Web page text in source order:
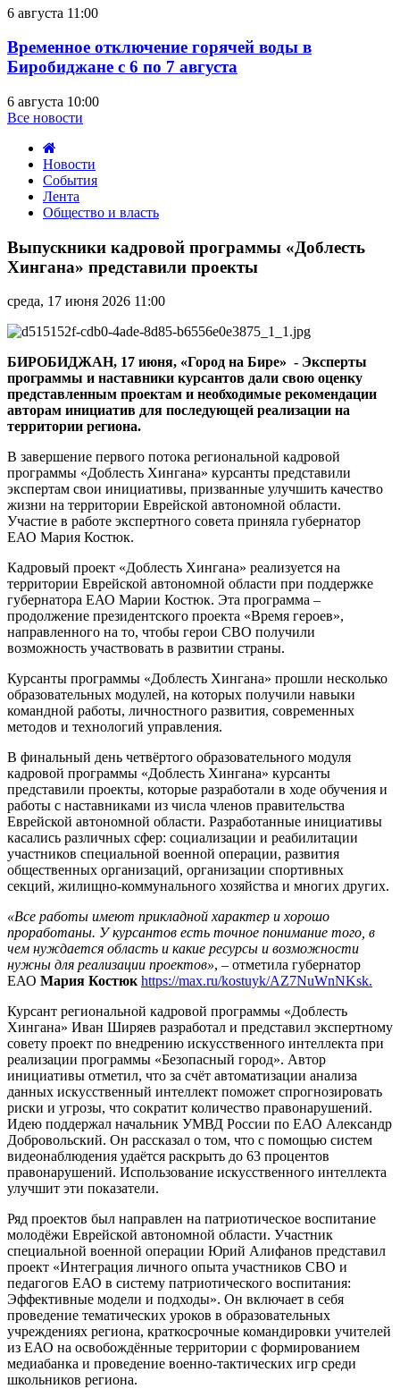
6 августа 11:00
Временное отключение горячей воды в
Биробиджане с 6 по 7 августа
6 августа 10:00
Все новости
Новости
События
Лента
Общество и власть
кадровой
программы
«Доблесть
представили
проекты
Выпускники кадровой программы «Доблесть
Хингана» представили проекты
среда, 17 июня 2026 11:00
БИРОБИДЖАН, 17 июня, «Город на Бире» - Эксперты
программы и наставники курсантов дали свою оценку
представленным проектам и необходимые рекомендации
авторам инициатив для последующей реализации на
территории региона.
В завершение первого потока региональной кадровой
программы «Доблесть Хингана» курсанты представили
экспертам свои инициативы, призванные улучшить качество
жизни на территории Еврейской автономной области.
Участие в работе экспертного совета приняла губернатор
ЕАО Мария Костюк.
Кадровый проект «Доблесть Хингана» реализуется на
территории Еврейской автономной области при поддержке
губернатора ЕАО Марии Костюк. Эта программа –
продолжение президентского проекта «Время героев»,
направленного на то, чтобы герои СВО получили
возможность участвовать в развитии страны.
Курсанты программы «Доблесть Хингана» прошли несколько
образовательных модулей, на которых получили навыки
командной работы, личностного развития, современных
методов и технологий управления.
В финальный день четвёртого образовательного модуля
кадровой программы «Доблесть Хингана» курсанты
представили проекты, которые разработали в ходе обучения и
работы с наставниками из числа членов правительства
Еврейской автономной области. Разработанные инициативы
касались различных сфер: социализации и реабилитации
участников специальной военной операции, развития
общественных организаций, организации спортивных
секций, жилищно-коммунального хозяйства и многих других.
«Все работы имеют прикладной характер и хорошо
проработаны. У курсантов есть точное понимание того, в
чем нуждается область и какие ресурсы и возможности
нужны для реализации проектов», – отметила губернатор
ЕАО Мария Костюк https://max.ru/kostuyk/AZ7NuWnNKsk.
Курсант региональной кадровой программы «Доблесть
Хингана» Иван Ширяев разработал и представил экспертному
совету проект по внедрению искусственного интеллекта при
реализации программы «Безопасный город». Автор
инициативы отметил, что за счёт автоматизации анализа
данных искусственный интеллект поможет спрогнозировать
риски и угрозы, что сократит количество правонарушений.
Идею поддержал начальник УМВД России по ЕАО Александр
Добровольский. Он рассказал о том, что с помощью систем
видеонаблюдения удаётся раскрыть до 63 процентов
правонарушений. Использование искусственного интеллекта
улучшит эти показатели.
Ряд проектов был направлен на патриотическое воспитание
молодёжи Еврейской автономной области. Участник
специальной военной операции Юрий Алифанов представил
проект «Интеграция личного опыта участников СВО и
педагогов ЕАО в систему патриотического воспитания:
Эффективные модели и подходы». Он включает в себя
проведение тематических уроков в образовательных
учреждениях региона, краткосрочные командировки учителей
из ЕАО на освобождённые территории с формированием
медиабанка и проведение военно-тактических игр среди
школьников региона.